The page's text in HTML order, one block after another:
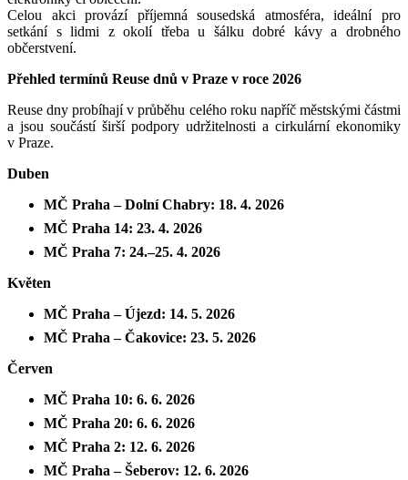
Celou akci provází příjemná sousedská atmosféra, ideální pro
setkání s lidmi z okolí třeba u šálku dobré kávy a drobného
občerstvení.
Přehled termínů Reuse dnů v Praze v roce 2026
Reuse dny probíhají v průběhu celého roku napříč městskými částmi
a jsou součástí širší podpory udržitelnosti a cirkulární ekonomiky
v Praze.
Duben
MČ Praha – Dolní Chabry: 18. 4. 2026
MČ Praha 14: 23. 4. 2026
MČ Praha 7: 24.–25. 4. 2026
Květen
MČ Praha – Újezd: 14. 5. 2026
MČ Praha – Čakovice: 23. 5. 2026
Červen
MČ Praha 10: 6. 6. 2026
MČ Praha 20: 6. 6. 2026
MČ Praha 2: 12. 6. 2026
MČ Praha – Šeberov: 12. 6. 2026